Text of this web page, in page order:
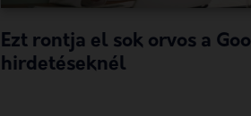
Ezt rontja el sok orvos a
hirdetéseknél